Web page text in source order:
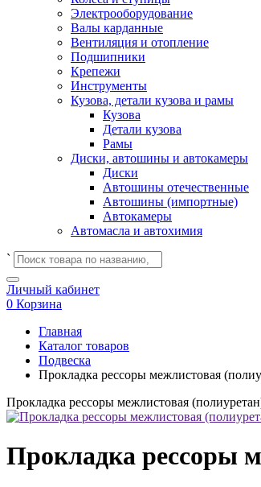
Электрооборудование
Валы карданные
Вентиляция и отопление
Подшипники
Крепежи
Инструменты
Кузова, детали кузова и рамы
Кузова
Детали кузова
Рамы
Диски, автошины и автокамеры
Диски
Автошины отечественные
Автошины (импортные)
Автокамеры
Автомасла и автохимия
`
Личный кабинет
0 Корзина
Главная
Каталог товаров
Подвеска
Прокладка рессоры межлистовая
Прокладка рессоры межлистовая
Прокладка рессоры